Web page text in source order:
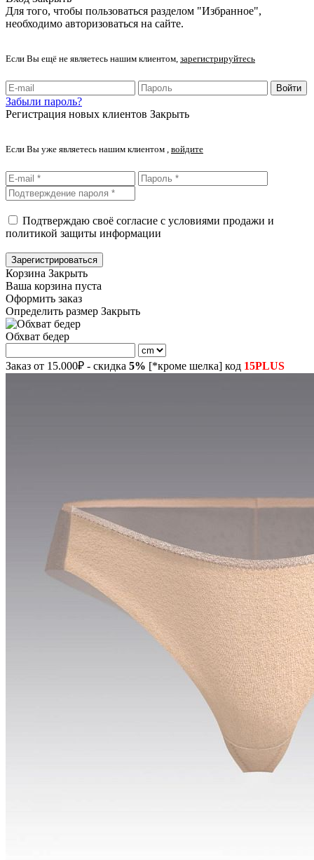
Для того, чтобы пользоваться разделом "Избранное",
необходимо авторизоваться на сайте.
Если Вы ещё не являетесь нашим клиентом, зарегистрируйтесь
Войти
Забыли пароль?
Регистрация новых клиентов Закрыть
Если Вы уже являетесь нашим клиентом , войдите
Подтверждаю своё согласие с условиями продажи и
политикой защиты информации
Зарегистрироваться
Корзина Закрыть
Ваша корзина пуста
Оформить заказ
Определить размер Закрыть
Обхват бедер
Заказ от 15.000₽ - скидка 5% [*кроме шелка] код 15PLUS